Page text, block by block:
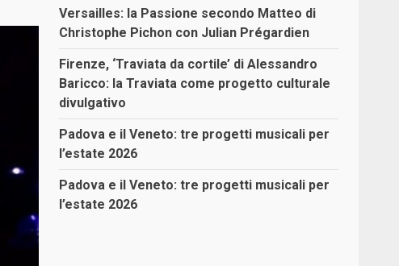
Versailles: la Passione secondo Matteo di
Christophe Pichon con Julian Prégardien
Firenze, ‘Traviata da cortile’ di Alessandro
Baricco: la Traviata come progetto culturale
divulgativo
Padova e il Veneto: tre progetti musicali per
l’estate 2026
Padova e il Veneto: tre progetti musicali per
l’estate 2026